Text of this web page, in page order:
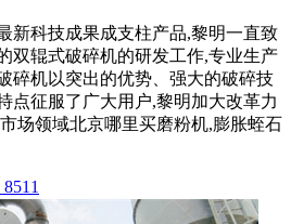
新科技成果成支柱产品,黎明一直致
双辊式破碎机的研发工作,专业生产
碎机以突出的优势、强大的破碎技
点征服了广大用户,黎明加大改革力
场领域北京哪里买磨粉机,膨胀蛭石